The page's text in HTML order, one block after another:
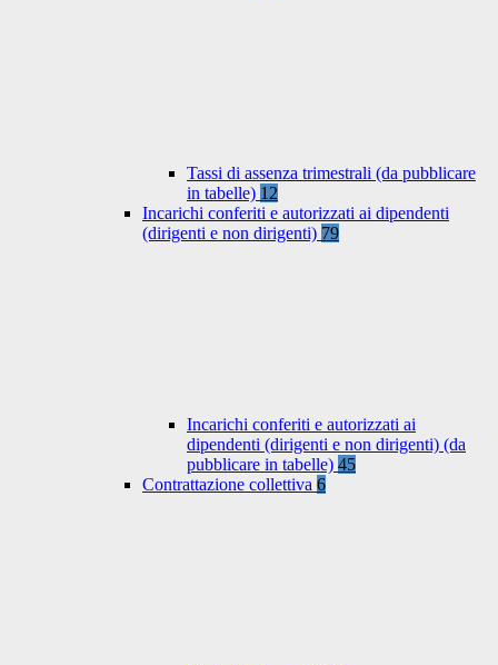
Tassi di assenza trimestrali (da pubblicare
in tabelle) 12
Incarichi conferiti e autorizzati ai dipendenti
(dirigenti e non dirigenti) 79
Incarichi conferiti e autorizzati ai
dipendenti (dirigenti e non dirigenti) (da
pubblicare in tabelle) 45
Contrattazione collettiva 6